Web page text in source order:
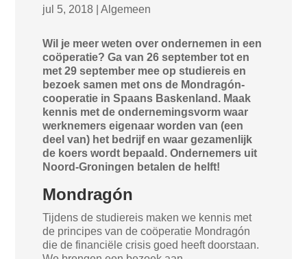
jul 5, 2018 |Algemeen
Wil je meer weten over ondernemen in een
coöperatie? Ga van 26 september tot en
met 29 september mee op studiereis en
bezoek samen met ons de Mondragón-
cooperatie in Spaans Baskenland. Maak
kennis met de ondernemingsvorm waar
werknemers eigenaar worden van (een
deel van) het bedrijf en waar gezamenlijk
de koers wordt bepaald. Ondernemers uit
Noord-Groningen betalen de helft!
Mondragón
Tijdens de studiereis maken we kennis met
de principes van de coöperatie Mondragón
die de financiële crisis goed heeft doorstaan.